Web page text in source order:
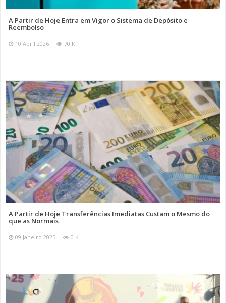
A Partir de Hoje Entra em Vigor o Sistema de Depósito e
Reembolso
10 Abril 2026 70 K
A Partir de Hoje Transferências Imediatas Custam o Mesmo do
que as Normais
09 Janeiro 2025 0 K